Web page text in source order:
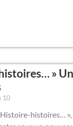
»
10
Histoire-histoires…